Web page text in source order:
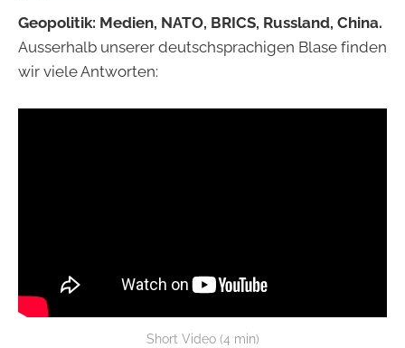
Geopolitik: Medien, NATO, BRICS, Russland, China.
Ausserhalb unserer deutschsprachigen Blase finden
wir viele Antworten:
Short Video (4 min)